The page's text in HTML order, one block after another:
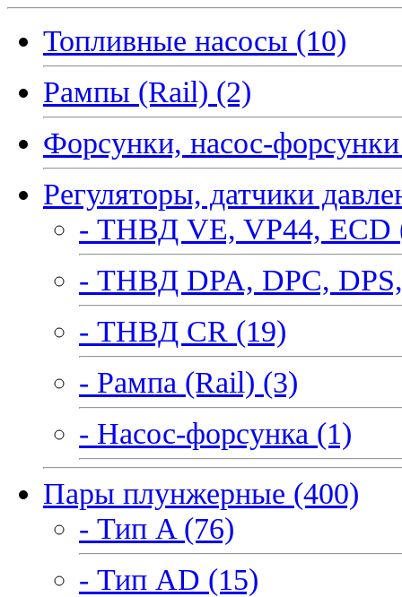
Топливные насосы (10)
Рампы (Rail) (2)
Форсунки, насос-
Регуляторы, датчики
- ТНВД VE, VP44, ECD
- ТНВД DPA, DPC,
- ТНВД CR (19)
- Рампа (Rail) (3)
- Насос-форсунка (1)
Пары плунжерные (400)
- Тип A (76)
- Тип AD (15)